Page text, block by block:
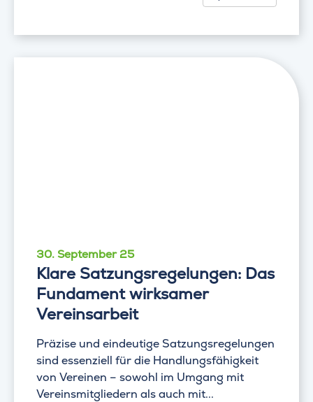
30. September 25
Klare Satzungsregelungen: Das
Fundament wirksamer
Vereinsarbeit
Präzise und eindeutige Satzungsregelungen
sind essenziell für die Handlungsfähigkeit
von Vereinen – sowohl im Umgang mit
Vereinsmitgliedern als auch mit...